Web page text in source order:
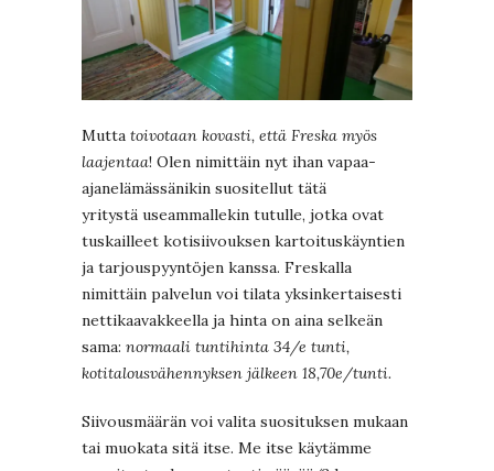
Mutta toivotaan kovasti, että Freska myös
laajentaa! Olen nimittäin nyt ihan vapaa-
ajanelämässänikin suositellut tätä
yritystä useammallekin tutulle, jotka ovat
tuskailleet kotisiivouksen kartoituskäyntien
ja tarjouspyyntöjen kanssa. Freskalla
nimittäin palvelun voi tilata yksinkertaisesti
nettikaavakkeella ja hinta on aina selkeän
sama: normaali tuntihinta 34/e tunti,
kotitalousvähennyksen jälkeen 18,70e/tunti.
Siivousmäärän voi valita suosituksen mukaan
tai muokata sitä itse. Me itse käytämme